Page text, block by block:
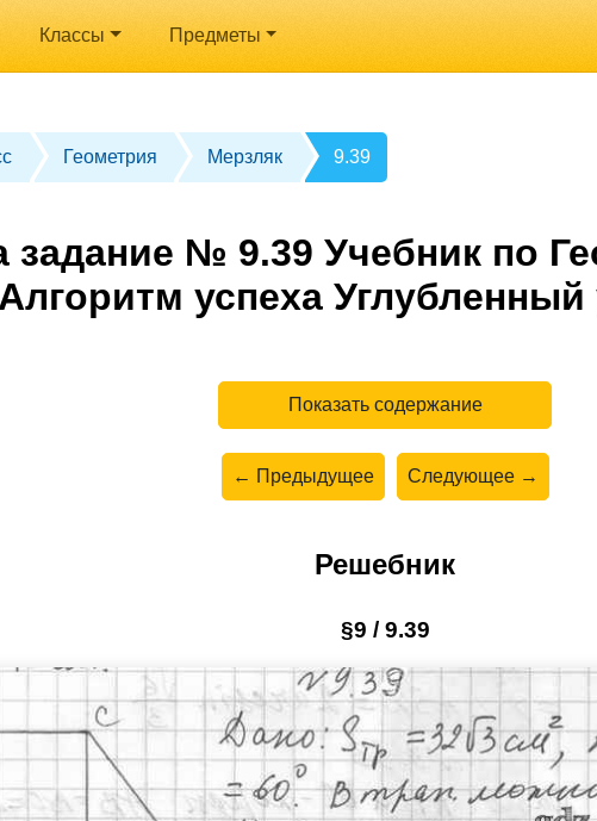
Классы Предметы
Геометрия Мерзляк 9.39
№ 9.39 Учебник по
успеха
Показать содержание
← Предыдущее Следующее →
Решебник
§9 / 9.39